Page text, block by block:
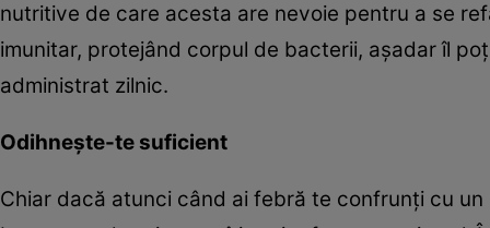
nutritive de care acesta are nevoie pentru a se
imunitar, protejând corpul de bacterii, aşadar îl
administrat zilnic.
Odihneşte-te suficient
Chiar dacă atunci când ai febră te confrunţi cu